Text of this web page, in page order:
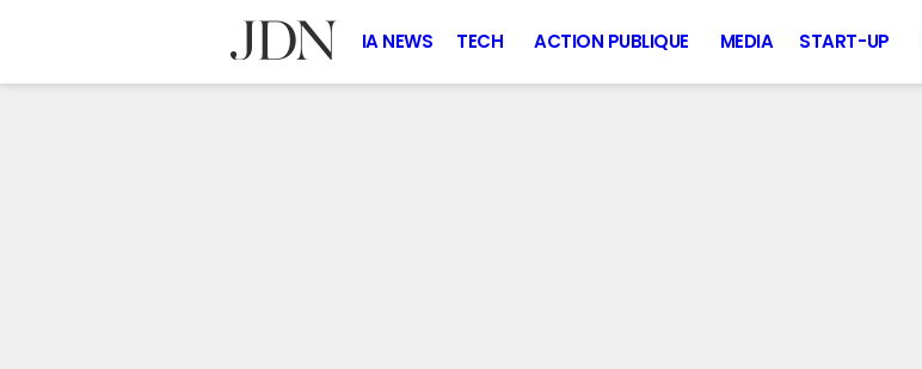
IA NEWS TECH ACTION PUBLIQUE MEDIA START-UP